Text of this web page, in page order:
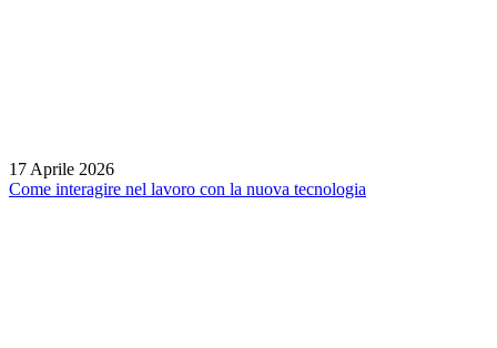
17 Aprile 2026
Come interagire nel lavoro con la nuova tecnologia